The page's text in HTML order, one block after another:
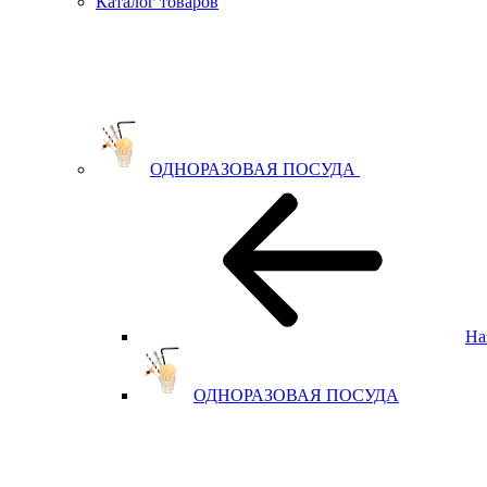
ОДНОРАЗОВАЯ ПОСУДА
ОДНОРАЗОВАЯ ПОСУДА